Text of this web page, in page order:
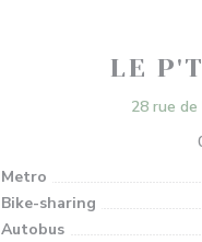
LE
28 rue
Metro
Bike-sharing
Autobus